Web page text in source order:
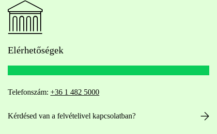
Elérhetőségek
Telefonszám: +36 1 482 5000
Kérdésed van a felvételivel kapcsolatban?